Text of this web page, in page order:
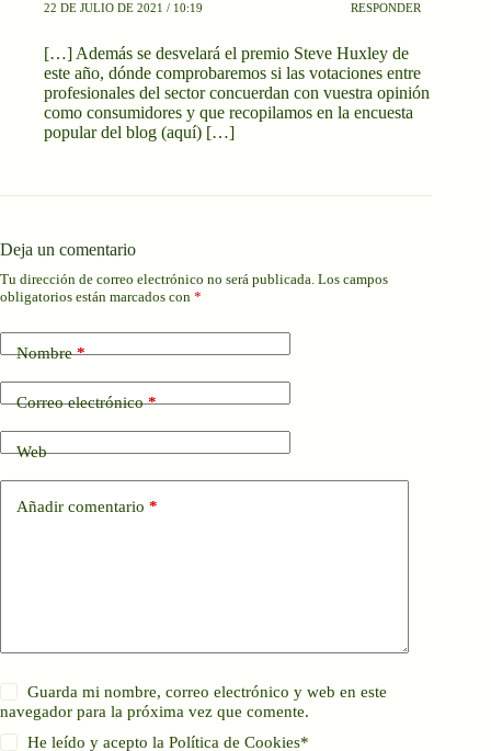
22 DE JULIO DE 2021 / 10:19 RESPONDER
[…] Además se desvelará el premio Steve Huxley de
este año, dónde comprobaremos si las votaciones entre
profesionales del sector concuerdan con vuestra opinión
como consumidores y que recopilamos en la encuesta
popular del blog (aquí) […]
Deja un comentario
Tu dirección de correo electrónico no será publicada. Los campos
obligatorios están marcados con *
Nombre*
Correo electrónico*
Web
Añadir comentario *
Guarda mi nombre, correo electrónico y web en este
navegador para la próxima vez que comente.
He leído y acepto laPolítica de Cookies*